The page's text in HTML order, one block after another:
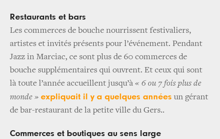
Restaurants et bars
Les commerces de bouche nourrissent festivaliers,
artistes et invités présents pour l’événement. Pendant
Jazz in Marciac, ce sont plus de 60 commerces de
bouche supplémentaires qui ouvrent. Et ceux qui sont
là toute l’année accueillent jusqu’à « 6 ou 7 fois plus de
monde » expliquait il y a quelques années un gérant
de bar-restaurant de la petite ville du Gers..
Commerces et boutiques au sens large